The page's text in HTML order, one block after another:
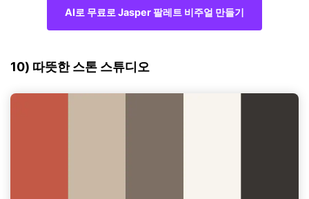
AI로 무료로 Jasper 팔레트 비주얼 만들기
10) 따뜻한 스톤 스튜디오